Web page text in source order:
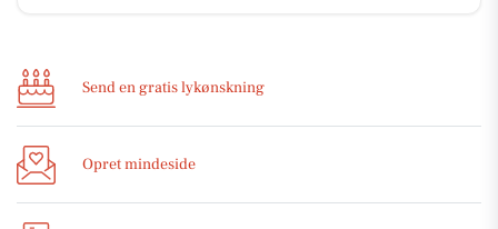
Send en gratis lykønskning
Opret mindeside